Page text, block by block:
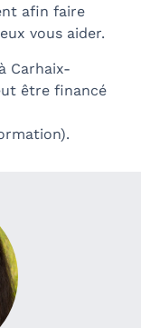
afin faire
vous aider.
Carhaix-
être financé